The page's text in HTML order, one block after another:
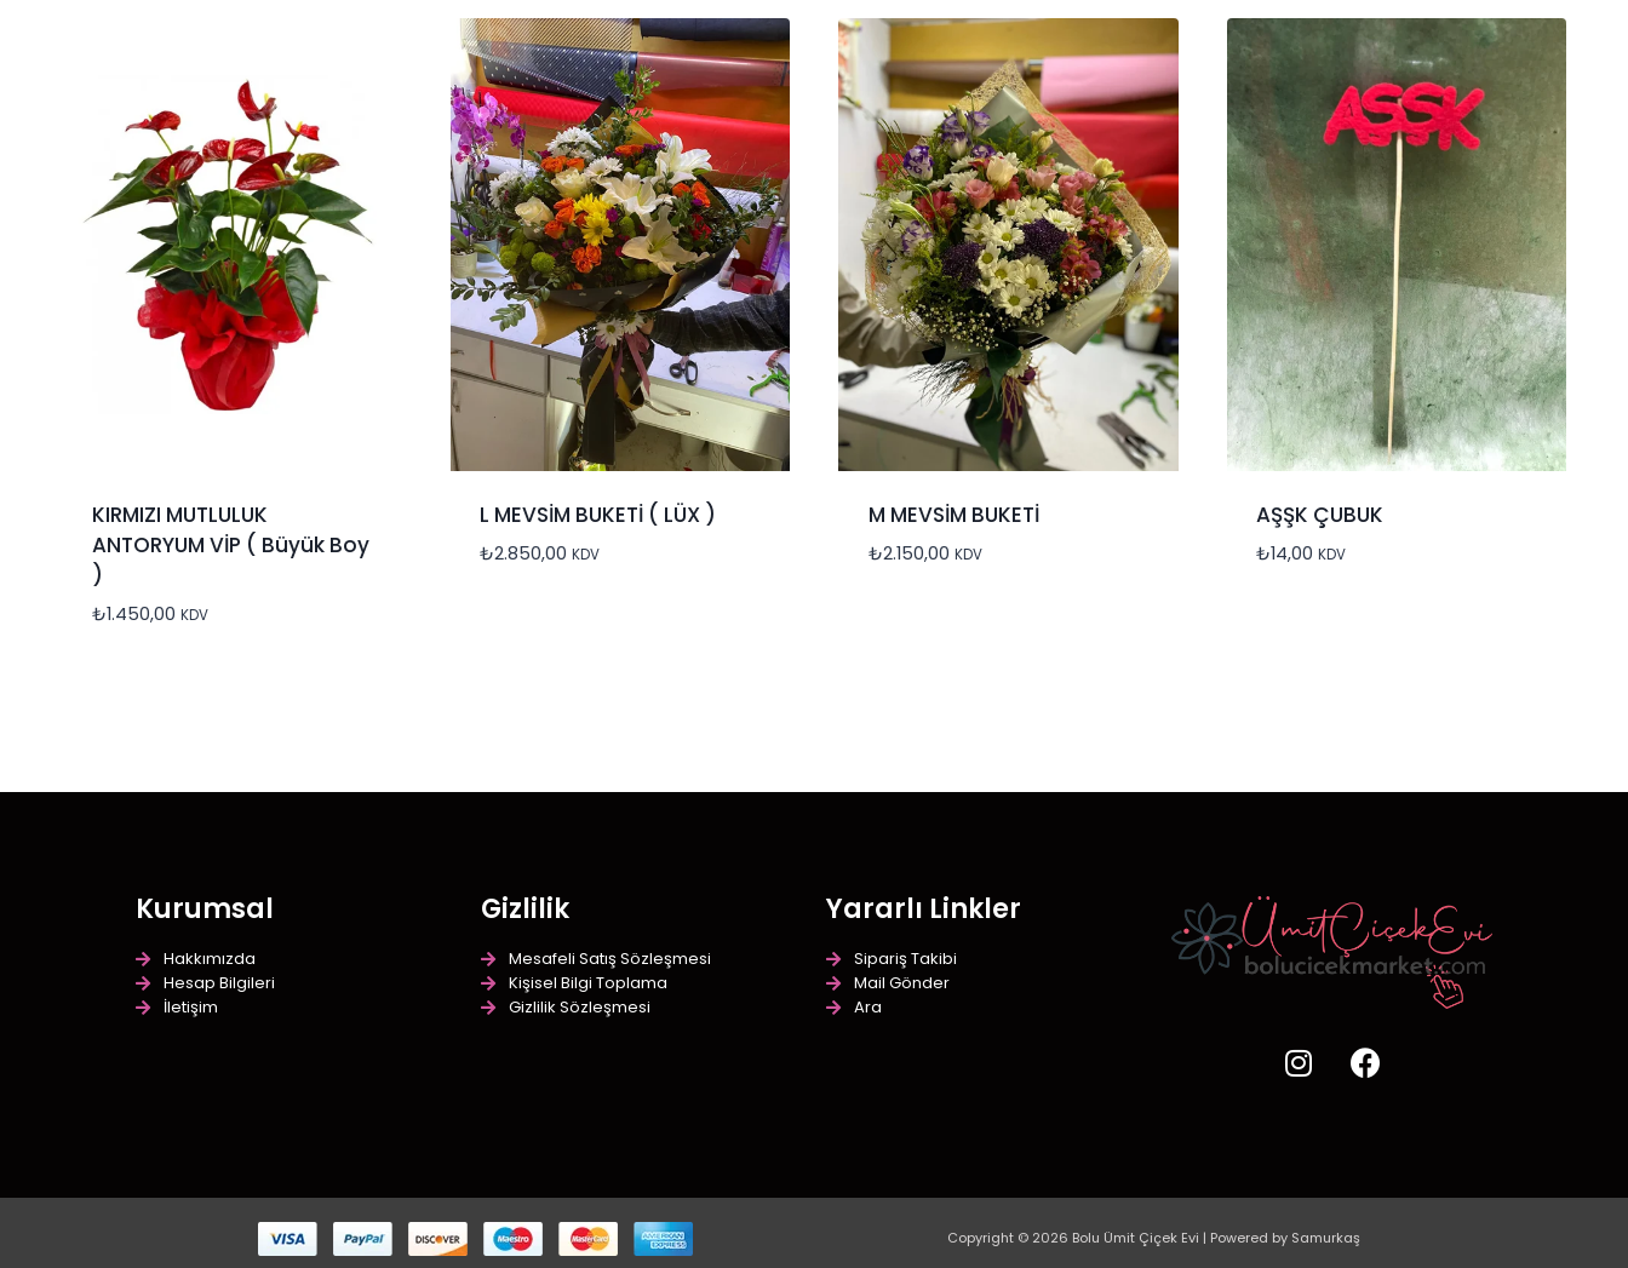
KIRMIZI MUTLULUK
ANTORYUM VİP ( Büyük Boy
)
₺1.450,00 KDV
L MEVSİM BUKETİ ( LÜX )
₺2.850,00 KDV
M MEVSİM BUKETİ
₺2.150,00 KDV
AŞŞK ÇUBUK
₺14,00 KDV
Kurumsal
Hakkımızda
Hesap Bilgileri
İletişim
Gizlilik
Mesafeli Satış Sözleşmesi
Kişisel Bilgi Toplama
Gizlilik Sözleşmesi
Yararlı Linkler
Sipariş Takibi
Mail Gönder
Ara
Copyright © 2026 Bolu Ümit Çiçek Evi | Powered by Samurkaş